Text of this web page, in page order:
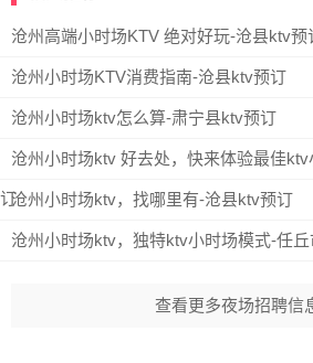
沧州高端小时场KTV 绝对好玩-沧县ktv预
沧州小时场KTV消费指南-沧县ktv预订
沧州小时场ktv怎么算-肃宁县ktv预订
沧州小时场ktv 好去处，快来体验最佳
订沧州小时场ktv，找哪里有-沧县ktv预订
沧州小时场ktv，独特ktv小时场模式-任
查看更多夜场招聘信